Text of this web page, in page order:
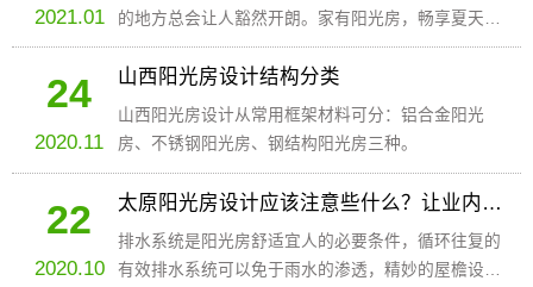
2021.01
的地方总会让人豁然开朗。家有阳光房，畅享夏天，
惊艳秋天，温暖冬天!
24
2020.11
山西阳光房设计结构分类
山西阳光房设计从常用框架材料可分：铝合金阳光
房、不锈钢阳光房、钢结构阳光房三种。
22
2020.10
太原阳光房设计应该注意些什么？让业内人士为你解答
排水系统是阳光房舒适宜人的必要条件，循环往复的
有效排水系统可以免于雨水的渗透，精妙的屋檐设计